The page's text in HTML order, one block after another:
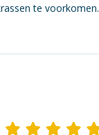
te voorkomen.